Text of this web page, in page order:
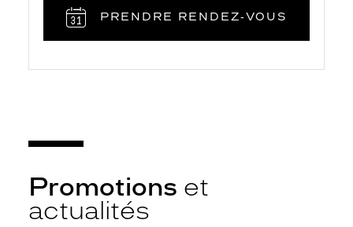
PRENDRE RENDEZ‑VOUS
Promotions et
actualités